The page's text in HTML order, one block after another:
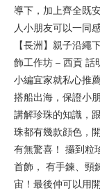
導下，加上齊全既
人小朋友可以一同
【長洲】親子沿繩
飾工作坊 – 西貢 話
小編宜家就私心推
搭船出海，保證小
講解珍珠的知識，
珠都有幾款顔色，
有無驚喜！ 攞到粒
首飾， 有手鍊、頸
宙！最後仲可以用